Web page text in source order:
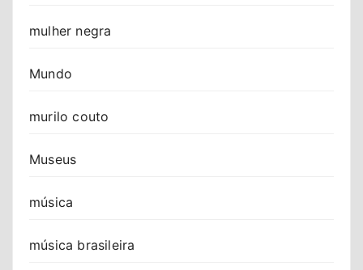
mulher negra
Mundo
murilo couto
Museus
música
música brasileira